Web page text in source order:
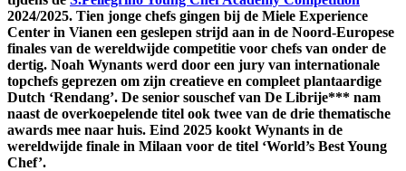
2024/2025. Tien jonge chefs gingen bij de Miele Experience
Center in Vianen een geslepen strijd aan in de Noord-Europese
finales van de wereldwijde competitie voor chefs van onder de
dertig. Noah Wynants werd door een jury van internationale
topchefs geprezen om zijn creatieve en compleet plantaardige
Dutch ‘Rendang’. De senior souschef van De Librije*** nam
naast de overkoepelende titel ook twee van de drie thematische
awards mee naar huis. Eind 2025 kookt Wynants in de
wereldwijde finale in Milaan voor de titel ‘World’s Best Young
Chef’.